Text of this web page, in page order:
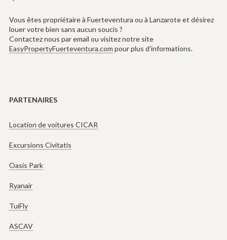
Vous êtes propriétaire à Fuerteventura ou à Lanzarote et désirez
louer votre bien sans aucun soucis ?
Contactez nous par email ou visitez notre site
EasyPropertyFuerteventura.com pour plus d’informations.
PARTENAIRES
Location de voitures CICAR
Excursions Civitatis
Oasis Park
Ryanair
TuiFly
ASCAV